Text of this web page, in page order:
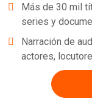
Más de 30 mil
series y
Narración de
actores,